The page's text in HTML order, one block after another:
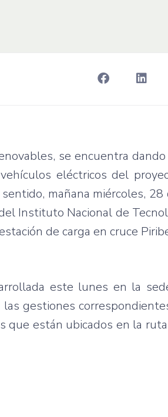
se encuentra
eléctricos del
mañana miércoles,
Instituto Nacional de
de carga en cruce
este lunes en la
gestiones
están ubicados en la